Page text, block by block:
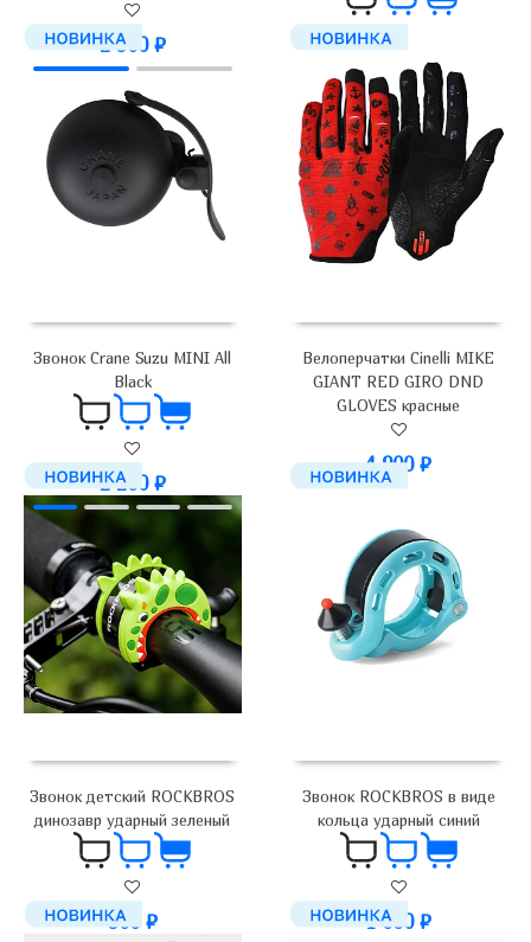
2 900 ₽
3 500 ₽
Звонок Crane Suzu MINI All
Black
2 200 ₽
Велоперчатки Cinelli MIKE
GIANT RED GIRO DND
GLOVES красные
4 900₽
Звонок детский ROCKBROS
динозавр ударный зеленый
900₽
Звонок ROCKBROS в виде
кольца ударный синий
1 000₽